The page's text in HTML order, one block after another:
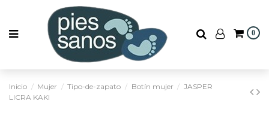
0
Inicio Mujer Tipo-de-zapato Botín mujer
JASPER
LICRA KAKI